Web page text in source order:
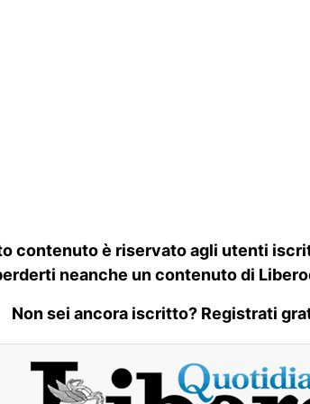
contenuto è riservato agli utenti
neanche un contenuto di
Non sei ancora iscritto? Registrati